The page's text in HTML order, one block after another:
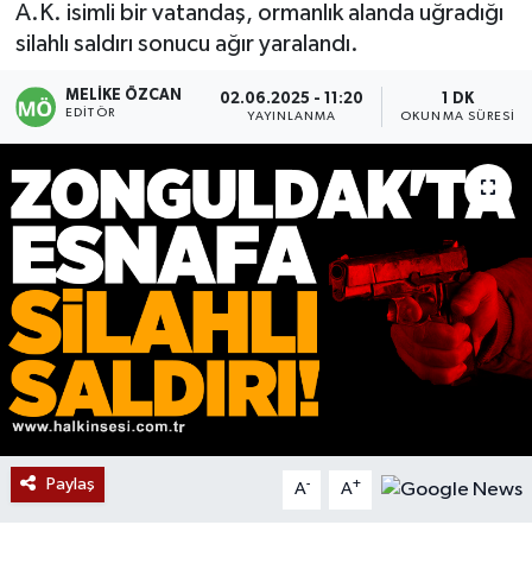
A.K. isimli bir vatandaş, ormanlık alanda uğradığı
silahlı saldırı sonucu ağır yaralandı.
MELIKE ÖZCAN
EDITÖR
02.06.2025 - 11:20
YAYINLANMA
1 DK
OKUNMA SÜRESI
Paylaş A- A+
Bartın
Karabük
Devrek
Bolu
ÇEVRE
BİLİM VE TEKNOLOJİ
DUNYA
Düzce
Haber Arşivi